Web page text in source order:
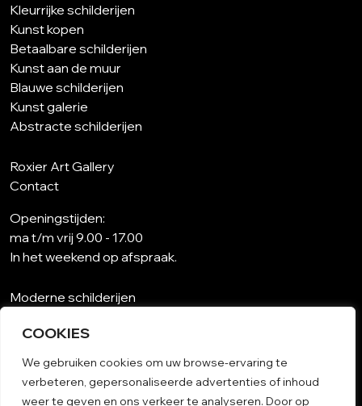
COOKIES
We gebruiken cookies om uw browse-ervaring te
verbeteren, gepersonaliseerde advertenties of inhoud
weer te geven en ons verkeer te analyseren. Door op
Kleurrijke schilderijen
Kunst kopen
Betaalbare schilderijen
Kunst aan de muur
Blauwe schilderijen
Kunst galerie
Abstracte schilderijen
Roxier Art Gallery
Contact
Openingstijden:
ma t/m vrij 9.00 - 17.00
In het weekend op afspraak.
Moderne schilderijen
Kunst op maat
Schilderijen woonkamer
Unieke schilderijen
Kunst op papier